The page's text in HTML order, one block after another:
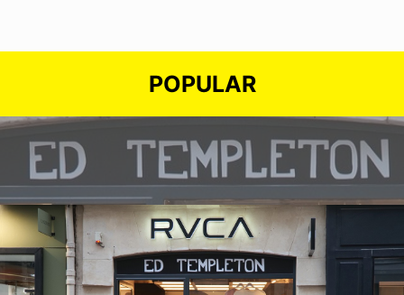
POPULAR